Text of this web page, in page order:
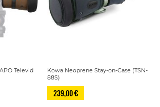
Televid
Kowa Neoprene Stay-on-Case (TSN-
88S)
239,00 €